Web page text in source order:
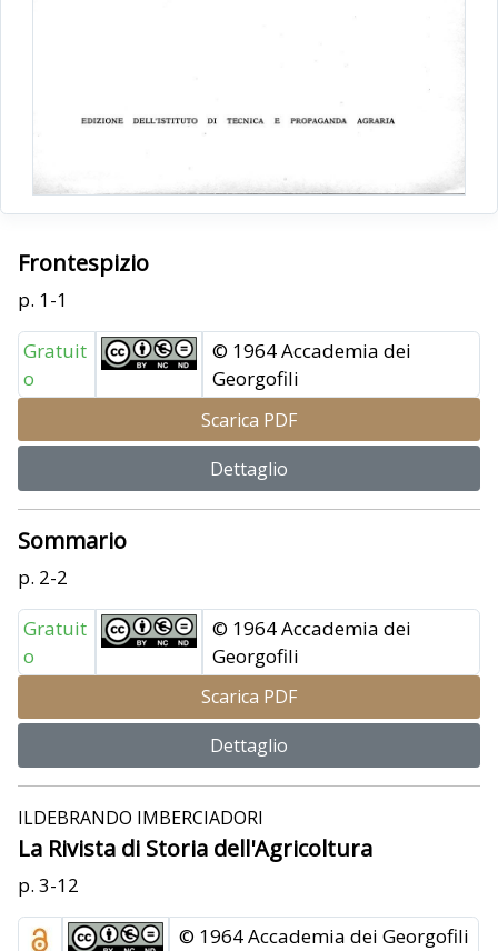
Frontespizio
p. 1-1
Gratuit
o
© 1964 Accademia dei
Georgofili
Scarica PDF
Dettaglio
Sommario
p. 2-2
Gratuit
o
© 1964 Accademia dei
Georgofili
Scarica PDF
Dettaglio
ILDEBRANDO IMBERCIADORI
La Rivista di Storia dell'Agricoltura
p. 3-12
© 1964 Accademia dei Georgofili